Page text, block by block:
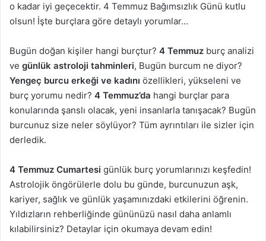
o kadar iyi geçecektir. 4 Temmuz Bağımsızlık Günü kutlu
olsun! İşte burçlara göre detaylı yorumlar…
Bugün doğan kişiler hangi burçtur? 4 Temmuz burç analizi
ve günlük astroloji tahminleri, Bugün burcum ne diyor?
Yengeç burcu erkeği ve kadını özellikleri, yükseleni ve
burç yorumu nedir? 4 Temmuz’da hangi burçlar para
konularında şanslı olacak, yeni insanlarla tanışacak? Bugün
burcunuz size neler söylüyor? Tüm ayrıntıları ile sizler için
derledik.
4 Temmuz Cumartesi günlük burç yorumlarınızı keşfedin!
Astrolojik öngörülerle dolu bu günde, burcunuzun aşk,
kariyer, sağlık ve günlük yaşamınızdaki etkilerini öğrenin.
Yıldızların rehberliğinde gününüzü nasıl daha anlamlı
kılabilirsiniz? Detaylar için okumaya devam edin!